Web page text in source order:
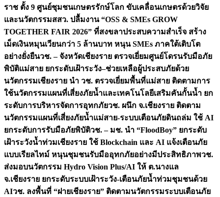
ราช ตั้ง 9 ศูนย์ชุมชนเกษตรรักษ์โลก ขับเคลื่อนเกษตรด้วยวิจัย
และนวัตกรรมสสว. ปลื้มงาน “OSS & SMEs GROW
TOGETHER FAIR 2026” ที่สงขลาประสบความสำเร็จ สร้าง
เม็ดเงินหมุนเวียนกว่า 5 ล้านบาท หนุน SMEs ภาคใต้เติบโต
อย่างยั่งยืนวช. – จังหวัดเชียงราย ตรวจเยี่ยมศูนย์โดรนรับมือภัย
พิบัติแม่สาย ยกระดับเฝ้าระวัง–ช่วยเหลือผู้ประสบภัยด้วย
นวัตกรรมเชียงราย นำ วช. ตรวจเยี่ยมพื้นที่แม่สาย ติดตามการ
ใช้นวัตกรรมแผนที่เสี่ยงภัยน้ำและเทคโนโลยีเสริมคันกั้นน้ำ ยก
ระดับการบริหารจัดการอุทกภัยวช. ผนึก จ.เชียงราย ติดตาม
นวัตกรรมแผนที่เสี่ยงภัยน้ำแม่สาย-ระบบเตือนภัยดินถล่ม ใช้ AI
ยกระดับการรับมือภัยพิบัติวช. – มช. นำ “FloodBoy” ยกระดับ
เฝ้าระวังน้ำท่วมเชียงราย ใช้ Blockchain และ AI แจ้งเตือนภัย
แบบเรียลไทม์ หนุนชุมชนรับมืออุทกภัยอย่างมีประสิทธิภาพวช.
ส่งมอบนวัตกรรม Hydro Vision Plus/AI ให้ ต.นางแล
จ.เชียงราย ยกระดับระบบเฝ้าระวัง-เตือนภัยน้ำท่วมชุมชนด้วย
AIวช. ลงพื้นที่ “ฝายเชียงราย” ติดตามนวัตกรรมระบบเตือนภัย